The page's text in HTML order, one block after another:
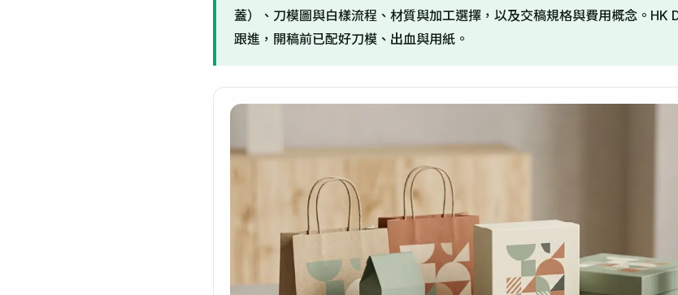
蓋）、刀模圖與白樣流程、材質與加工選擇，以及交稿規格與費用概念。HK
跟進，開稿前已配好刀模、出血與用紙。